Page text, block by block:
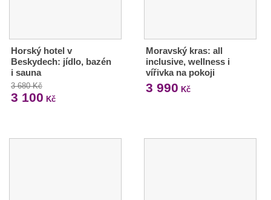
Horský hotel v
Beskydech: jídlo, bazén
i sauna
3 680 Kč
3 100 Kč
Moravský kras: all
inclusive, wellness i
vířivka na pokoji
3 990 Kč